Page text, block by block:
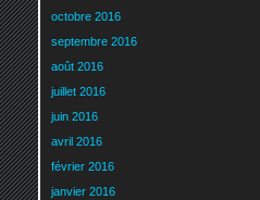
octobre 2016
septembre 2016
août 2016
juillet 2016
juin 2016
avril 2016
février 2016
janvier 2016